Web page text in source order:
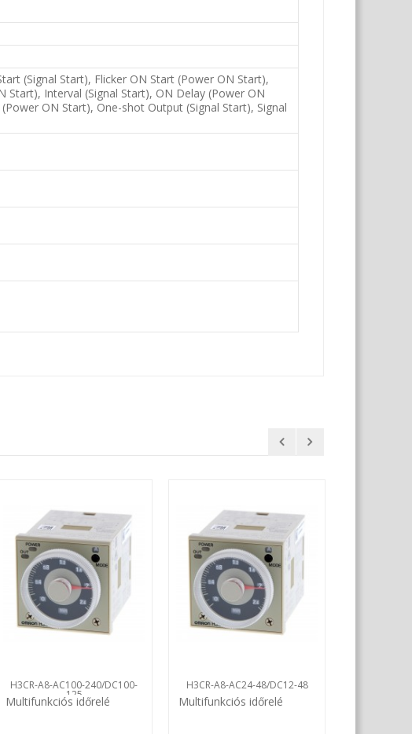
(Signal Start), Flicker ON Start (Power ON Start),
Start), Interval (Signal Start), ON Delay (Power ON
ON Start), One-shot Output (Signal Start), Signal
H3CR-A8-AC100-240/DC100-
125
Multifunkciós időrelé
H3CR-A8-AC24-48/DC12-48
Multifunkciós időrelé